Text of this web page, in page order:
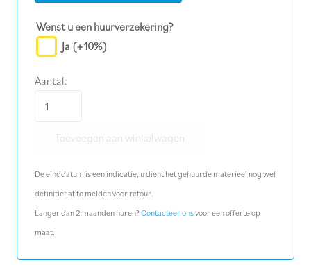
Wenst u een huurverzekering?
Ja (+10%)
Aantal:
aantal
Toevoegen aan winkelwagen
De einddatum is een indicatie, u dient het gehuurde materieel nog wel
definitief af te melden voor retour.
Langer dan 2 maanden huren?Contacteer onsvoor een offerte op
maat.